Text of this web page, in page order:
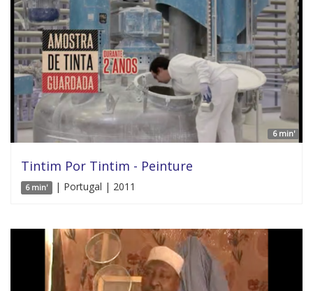
6 min'
Tintim Por Tintim - Peinture
6 min' | Portugal | 2011